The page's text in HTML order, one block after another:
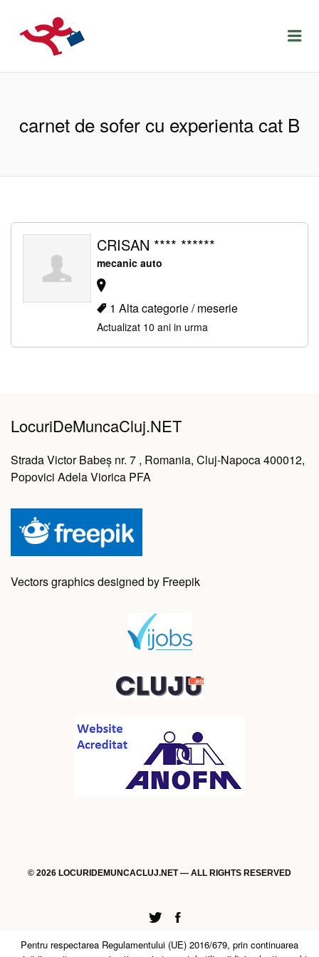
LOCURIDEMUNCACLUJ.NET
carnet de sofer cu experienta cat B
CRISAN **** ******
mecanic auto
1 Alta categorie / meserie
Actualizat 10 ani in urma
LocuriDeMuncaCluj.NET
Strada Victor Babeș nr. 7 , Romania, Cluj-Napoca 400012,
Popovici Adela Viorica PFA
Vectors graphics designed by Freepik
© 2026 LOCURIDEMUNCACLUJ.NET — ALL RIGHTS RESERVED
Twitter
Facebook
Pentru respectarea Regulamentului (UE) 2016/679, prin continuarea